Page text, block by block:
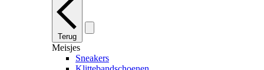
Terug
Meisjes
Sneakers